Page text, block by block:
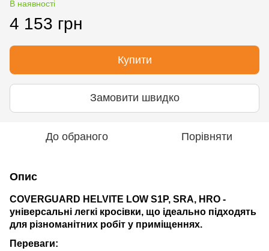
В наявності
4 153 грн
Купити
Замовити швидко
До обраного Порівняти
Опис
COVERGUARD HELVITE LOW S1P, SRA, HRO -
універсальні легкі кросівки, що ідеально підходять
для різноманітних робіт у приміщеннях.
Переваги: